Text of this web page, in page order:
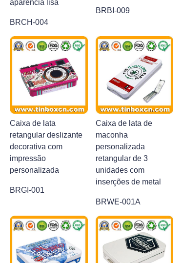
aparência lisa
BRCH-004
BRBI-009
Caixa de lata
retangular deslizante
decorativa com
impressão
personalizada
BRGI-001
Caixa de lata de
maconha
personalizada
retangular de 3
unidades com
inserções de metal
BRWE-001A